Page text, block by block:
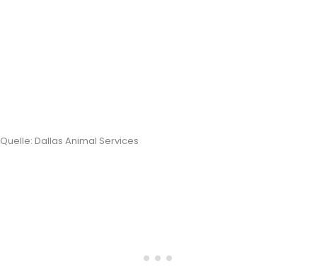
Quelle: Dallas Animal Services